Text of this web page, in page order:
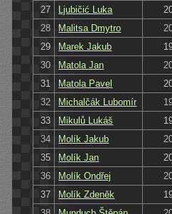
27
Ljubičić Luka
28
Malitsa Dmytro
29
Marek Jakub
30
Matola Jan
31
Matola Pavel
32
Michalčák Lubomír
33
Mikulů Lukáš
34
Molík Jakub
35
Molík Jan
36
Molík Ondřej
37
Molík Zdeněk